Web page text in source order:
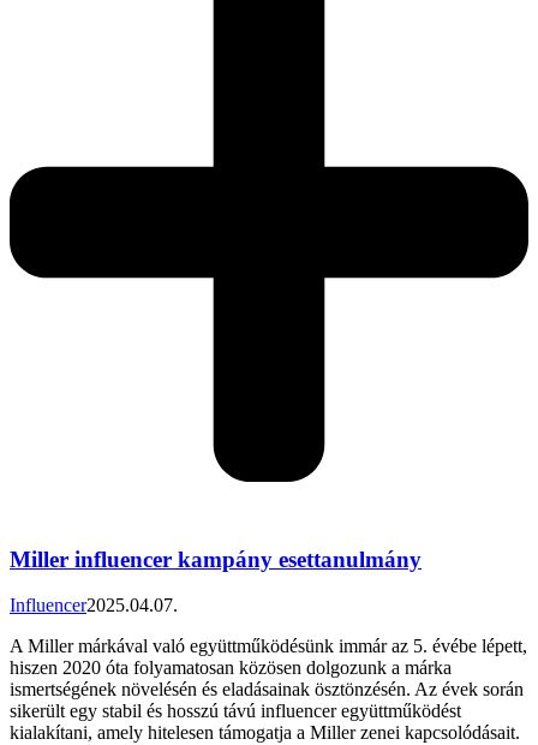
Miller influencer kampány esettanulmány
Influencer2025.04.07.
A Miller márkával való együttműködésünk immár az 5. évébe lépett,
hiszen 2020 óta folyamatosan közösen dolgozunk a márka
ismertségének növelésén és eladásainak ösztönzésén. Az évek során
sikerült egy stabil és hosszú távú influencer együttműködést
kialakítani, amely hitelesen támogatja a Miller zenei kapcsolódásait.